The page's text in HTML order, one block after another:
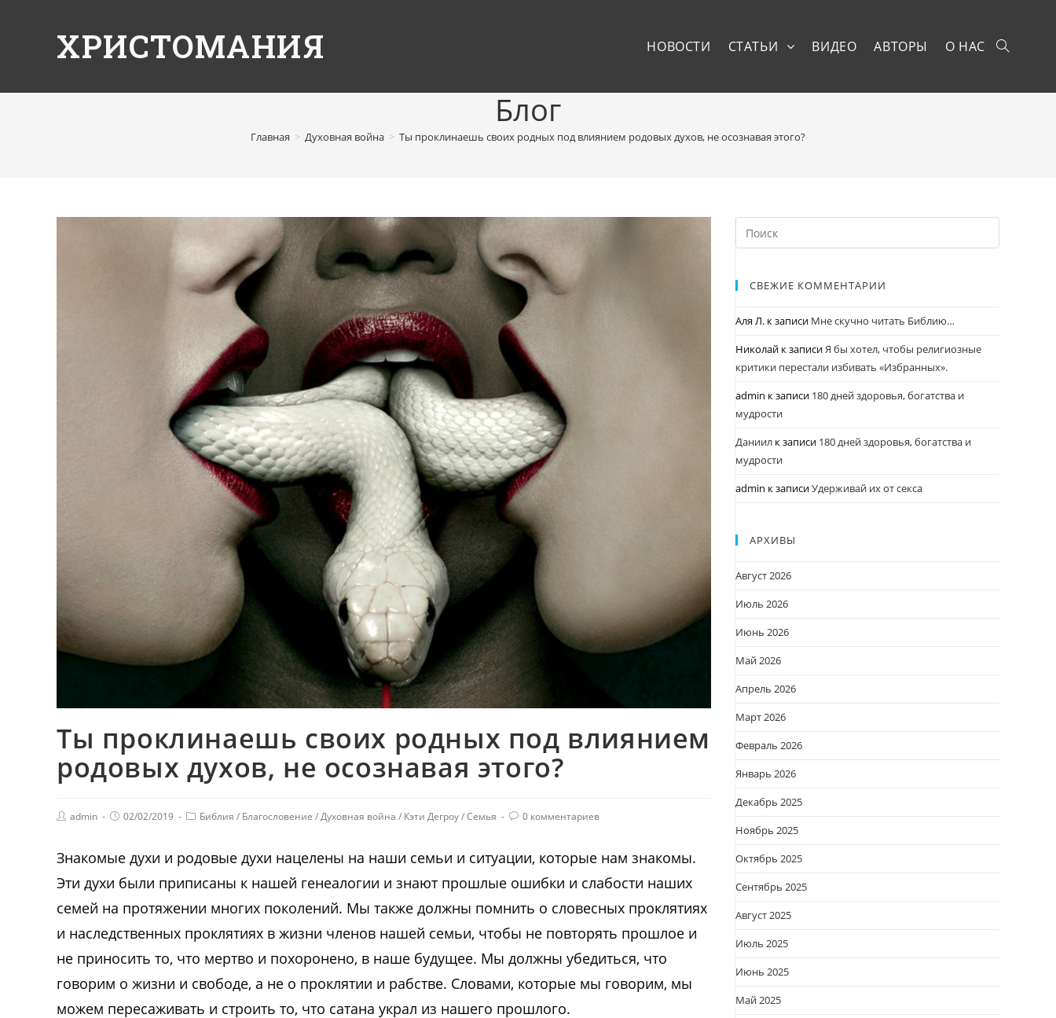
ХРИСТОМАНИЯ НОВОСТИ СТАТЬИ ВИДЕО АВТОРЫ О НАС
Блог
Главная > Духовная война > Ты проклинаешь своих родных под влиянием родовых духов, не осознавая этого?
Ты проклинаешь своих родных под влиянием
родовых духов, не осознавая этого?
admin 02/02/2019 Библия / Благословение /Духовная война / Кэти Дегроу/Семья 0 комментариев
Знакомые духи и родовые духи нацелены на наши семьи и ситуации, которые нам знакомы.
Эти духи были приписаны к нашей генеалогии и знают прошлые ошибки и слабости наших
семей на протяжении многих поколений. Мы также должны помнить о словесных проклятиях
и наследственных проклятиях в жизни членов нашей семьи, чтобы не повторять прошлое и
не приносить то, что мертво и похоронено, в наше будущее. Мы должны убедиться, что
говорим о жизни и свободе, а не о проклятии и рабстве. Словами, которые мы говорим, мы
можем пересаживать и строить то, что сатана украл из нашего прошлого.
СВЕЖИЕ КОММЕНТАРИИ
Аля Л. к записи Мне скучно читать Библию…
Николай к записиЯ бы хотел, чтобы религиозные
критики перестали избивать «Избранных».
admin к записи 180 дней здоровья, богатства и
мудрости
Даниил к записи 180 дней здоровья, богатства и
мудрости
admin к записиУдерживай их от секса
АРХИВЫ
Август 2026
Июль 2026
Июнь 2026
Май 2026
Апрель 2026
Март 2026
Февраль 2026
Январь 2026
Декабрь 2025
Ноябрь 2025
Октябрь 2025
Сентябрь 2025
Август 2025
Июль 2025
Июнь 2025
Май 2025